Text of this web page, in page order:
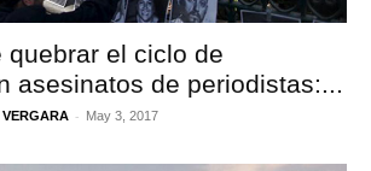
quebrar el ciclo de
asesinatos de periodistas:...
- May 3, 2017